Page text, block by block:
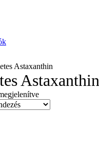
Astaxanthin
Astaxanthin